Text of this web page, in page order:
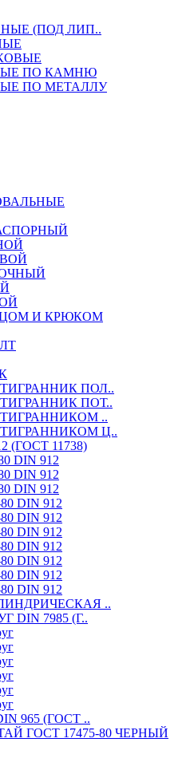
(ПОД ЛИП..
ПО КАМНЮ
ПО МЕТАЛЛУ
И КРЮКОМ
ПОЛ..
ПОТ..
..
Ц..
(ГОСТ 11738)
DIN 912
DIN 912
DIN 912
DIN 912
DIN 912
DIN 912
DIN 912
DIN 912
DIN 912
DIN 912
..
DIN 7985 (Г..
965 (ГОСТ ..
ГОСТ 17475-80 ЧЕРНЫЙ